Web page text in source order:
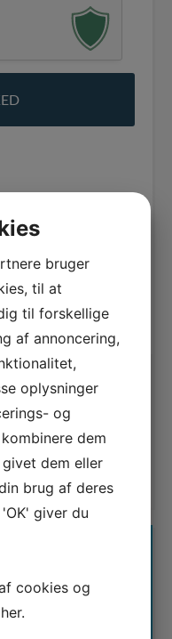
Kategori(er):
Keyword(s):Google
3,0
og stiftende partner
siden 1996
bruger
til at
til forskellige
af annoncering,
oplysninger
og
dem
dem eller
brug af deres
giver du
cookies og
her.